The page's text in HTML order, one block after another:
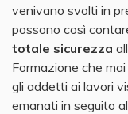
venivano svolti in
possono così
totale sicurezza
Formazione che
gli addetti ai lavori
emanati in seguito